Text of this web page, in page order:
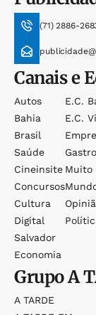
(71) 2886-
Canais e
Autos
Bahia
Brasil
Saúde
Cineinsite
Concursos
Cultura
Digital
Salvador
Economia
E.c.
E.c.
Muito
GrupoA
A TARDE